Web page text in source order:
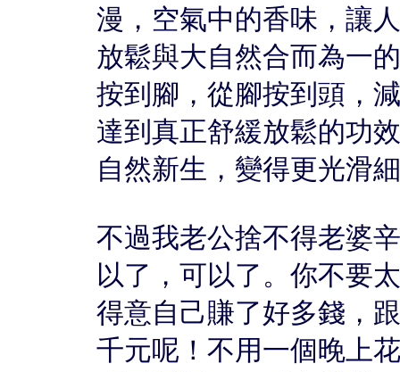
漫，空氣中的香味，讓
放鬆與大自然合而為一
按到腳，從腳按到頭，
達到真正舒緩放鬆的功
自然新生，變得更光滑
不過我老公捨不得老婆
以了，可以了。你不要
得意自己賺了好多錢，
千元呢！不用一個晚上